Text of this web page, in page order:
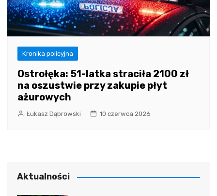
Kronika policyjna
Ostrołęka: 51-latka straciła 2100 zł
na oszustwie przy zakupie płyt
ażurowych
Łukasz Dąbrowski 10 czerwca 2026
Aktualności